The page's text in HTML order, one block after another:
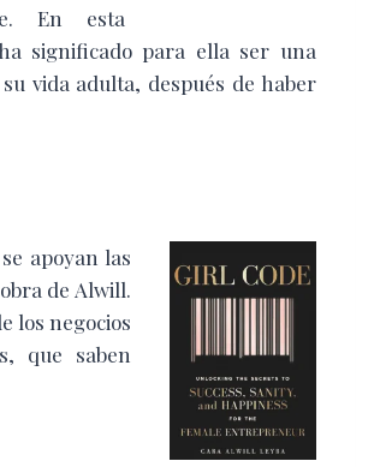
En esta
significado para ella ser una
vida adulta, después de haber
apoyan las
de Alwill.
los negocios
que saben